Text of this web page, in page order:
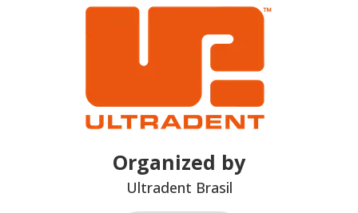
Organized by
Ultradent Brasil